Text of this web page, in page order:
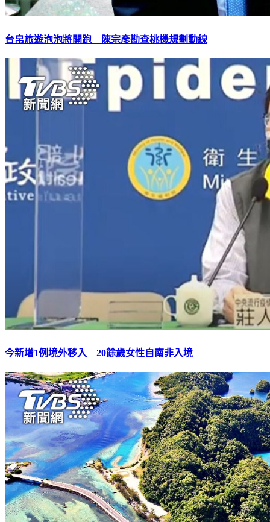
台帛旅遊泡泡將開跑 陳宗彥勘查桃機規劃動線
今新增1例境外移入 20餘歲女性自南非入境